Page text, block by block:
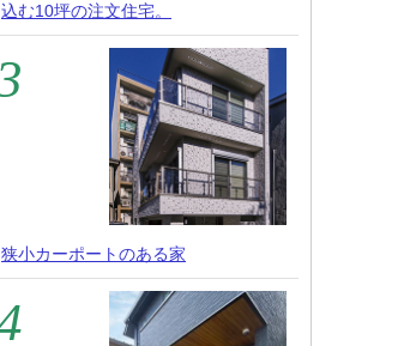
込む10坪の注文住宅。
狭小カーポートのある家